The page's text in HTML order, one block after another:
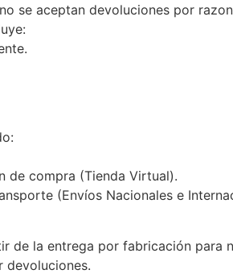
se aceptan devoluciones por
de compra (Tienda Virtual).
(Envíos Nacionales e
de la entrega por fabricación para
devoluciones.